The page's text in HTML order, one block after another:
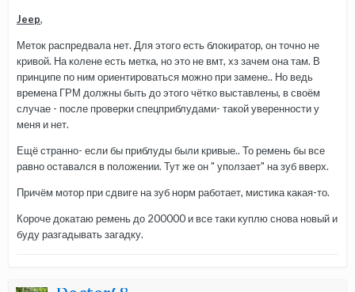
Jeep,
Меток распредвала нет. Для этого есть блокиратор, он точно не
кривой. На колене есть метка, но это не вмт, хз зачем она там. В
принципе по ним ориентироваться можно при замене.. Но ведь
времена ГРМ должны быть до этого чётко выставлены, в своём
случае - после проверки спецприблудами- такой уверенности у
меня и нет.
Ещё странно- если бы приблуды были кривые.. То ремень бы все
равно оставался в положении. Тут же он " уползает" на зуб вверх.
Причём мотор при сдвиге на зуб норм работает, мистика какая-то.
Короче докатаю ремень до 200000 и все таки куплю снова новый и
буду разгадывать загадку.